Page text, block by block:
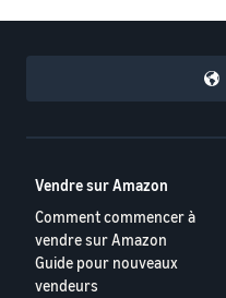
Vendre sur Amazon
Comment commencer à
vendre sur Amazon
Guide pour nouveaux
vendeurs